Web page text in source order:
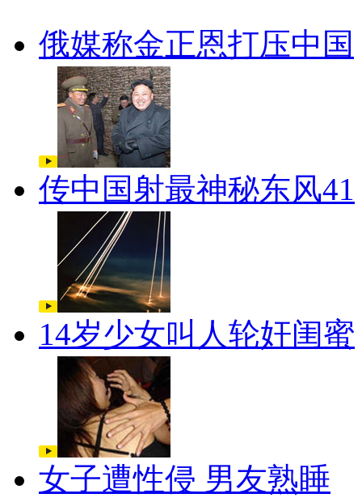
俄媒称金正恩打压中国
传中国射最神秘东风41
14岁少女叫人轮奸闺蜜
女子遭性侵 男友熟睡